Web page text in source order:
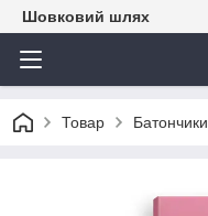
Шовковий шлях
Товар Батончики